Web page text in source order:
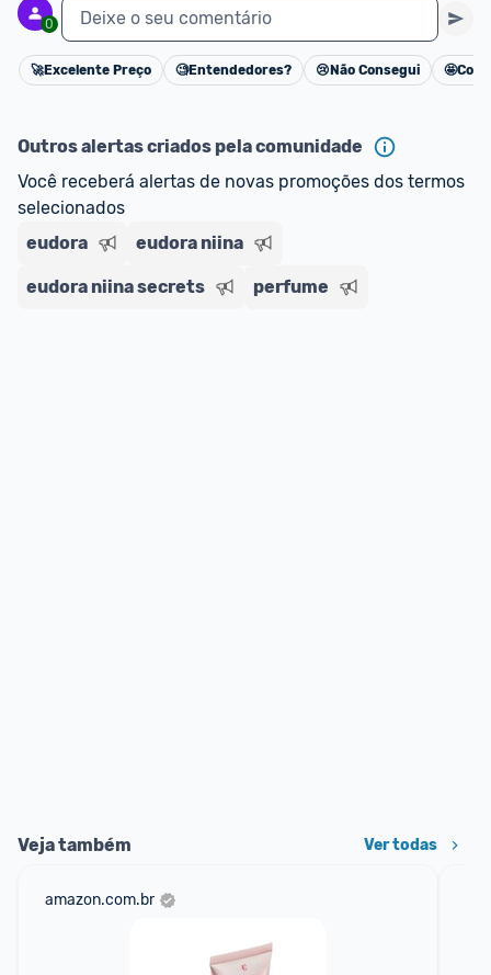
0 Deixe o seu comentário
Cancelar
🚀Excelente Preço 🧐Entendedores? 😢 Não Consegui 🤩
Outros alertas criados pela comunidade
Você receberá alertas de novas promoções dos termos
selecionados
eudora
eudora niina
eudora niina secrets perfume
Veja também Ver todas
amazon.com.br